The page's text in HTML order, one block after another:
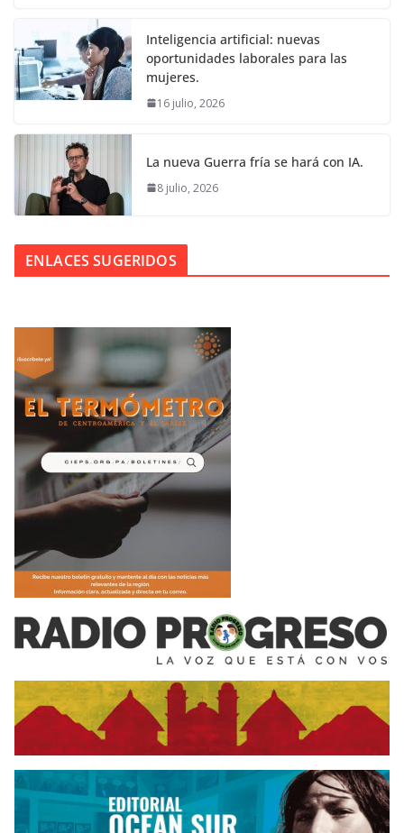
Inteligencia artificial: nuevas
oportunidades laborales para las
mujeres.
16 julio, 2026
La nueva Guerra fría se hará con IA.
8 julio, 2026
ENLACES SUGERIDOS